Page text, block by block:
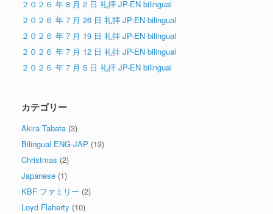
２０２６ 年 8 月 2 日 礼拝 JP-EN bilingual
２０２６ 年 7 月 26 日 礼拝 JP-EN bilingual
２０２６ 年 7 月 19 日 礼拝 JP-EN bilingual
２０２６ 年 7 月 12 日 礼拝 JP-EN bilingual
２０２６ 年 7 月 5 日 礼拝 JP-EN bilingual
カテゴリー
Akira Tabata (3)
Bilingual ENG-JAP (13)
Christmas (2)
Japanese (1)
KBF ファミリー (2)
Loyd Flaherty (10)